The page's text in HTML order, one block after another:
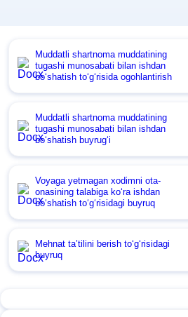
Muddatli shartnoma muddatining
tugashi munosabati bilan ishdan
boʻshatish toʻgʻrisida ogohlantirish
Muddatli shartnoma muddatining
tugashi munosabati bilan ishdan
boʻshatish buyrugʻi
Voyaga yetmagan хodimni ota-
onasining talabiga koʻra ishdan
boʻshatish toʻgʻrisidagi buyruq
Mehnat ta’tilini berish toʻgʻrisidagi
buyruq